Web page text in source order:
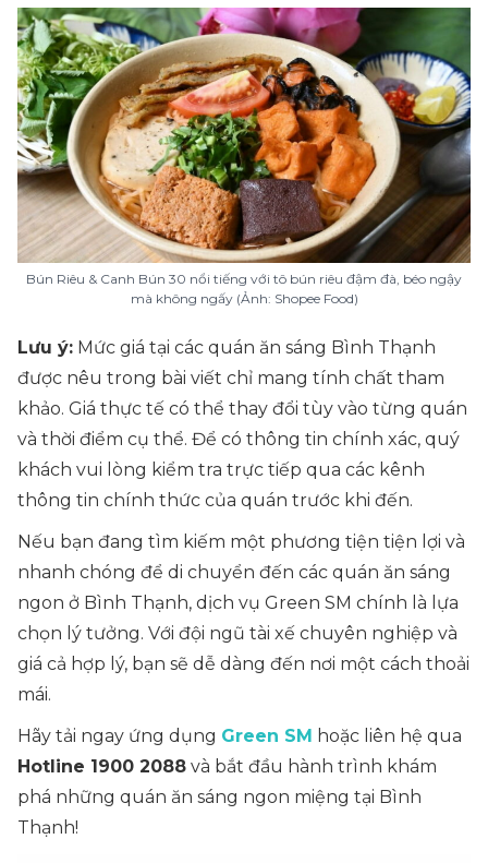
Bún Riêu & Canh Bún 30 nổi tiếng với tô bún riêu đậm đà, béo ngậy
mà không ngấy (Ảnh: Shopee Food)
Lưu ý: Mức giá tại các quán ăn sáng Bình Thạnh
được nêu trong bài viết chỉ mang tính chất tham
khảo. Giá thực tế có thể thay đổi tùy vào từng quán
và thời điểm cụ thể. Để có thông tin chính xác, quý
khách vui lòng kiểm tra trực tiếp qua các kênh
thông tin chính thức của quán trước khi đến.
Nếu bạn đang tìm kiếm một phương tiện tiện lợi và
nhanh chóng để di chuyển đến các quán ăn sáng
ngon ở Bình Thạnh, dịch vụ Green SM chính là lựa
chọn lý tưởng. Với đội ngũ tài xế chuyên nghiệp và
giá cả hợp lý, bạn sẽ dễ dàng đến nơi một cách thoải
mái.
Hãy tải ngay ứng dụng Green SM hoặc liên hệ qua
Hotline 1900 2088 và bắt đầu hành trình khám
phá những quán ăn sáng ngon miệng tại Bình
Thạnh!